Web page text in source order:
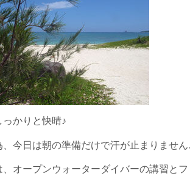
かりと快晴♪
、今日は朝の準備だけで汗が止まりませ
、オープンウォーターダイバーの講習と